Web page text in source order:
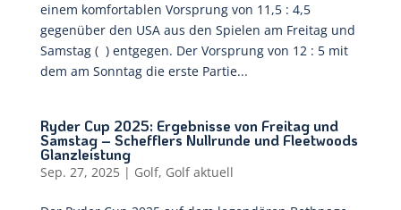
einem komfortablen Vorsprung von 11,5 : 4,5
gegenüber den USA aus den Spielen am Freitag und
Samstag ( ) entgegen. Der Vorsprung von 12 : 5 mit
dem am Sonntag die erste Partie...
Ryder Cup 2025: Ergebnisse von Freitag und
Samstag – Schefflers Nullrunde und Fleetwoods
Glanzleistung
Sep. 27, 2025| Golf, Golf aktuell